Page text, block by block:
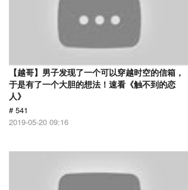
【越哥】男子发现了一个可以穿越时空的信箱，
于是有了一个大胆的想法！速看《触不到的恋
人》
# 541
2019-05-20 09:16